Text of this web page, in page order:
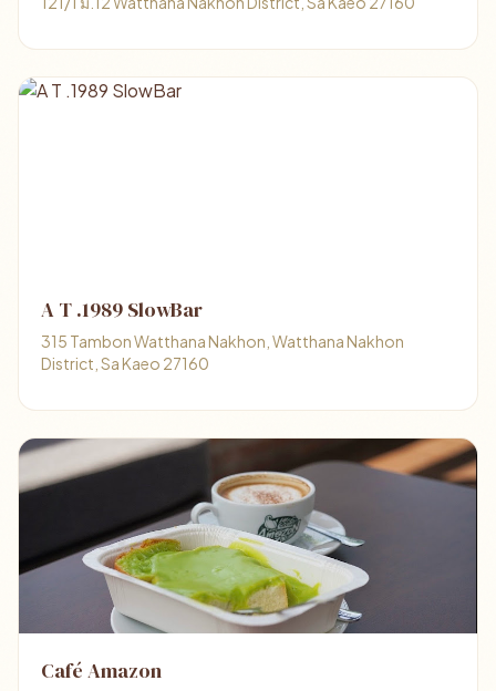
A T .1989 SlowBar
315 Tambon Watthana Nakhon, Watthana Nakhon
District, Sa Kaeo 27160
Café Amazon